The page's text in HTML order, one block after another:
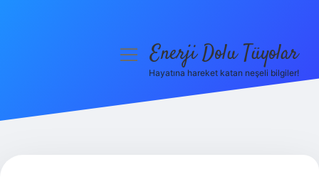
menüyüEnerji Dolu Tüyolar
Hayatına hareket katan neşeli bilgiler!